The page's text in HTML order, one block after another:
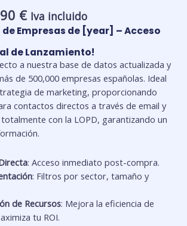
€.
€El
precio
actual
es:
29,90 €.
Iva incluido
de Empresas de [year] – Acceso
de Lanzamiento!
a nuestra base de datos actualizada y
de 500,000 empresas españolas. Ideal
de marketing, proporcionando
contactos directos a través de email y
con la LOPD, garantizando un
: Acceso inmediato post-compra.
: Filtros por sector, tamaño y
de Recursos: Mejora la eficiencia de
tu ROI.